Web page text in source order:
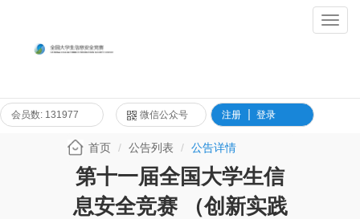
会员数: 131977 微信公众号 注册 登录
首页 公告列表 公告详情
第十一届全国大学生信
息安全竞赛 （创新实践